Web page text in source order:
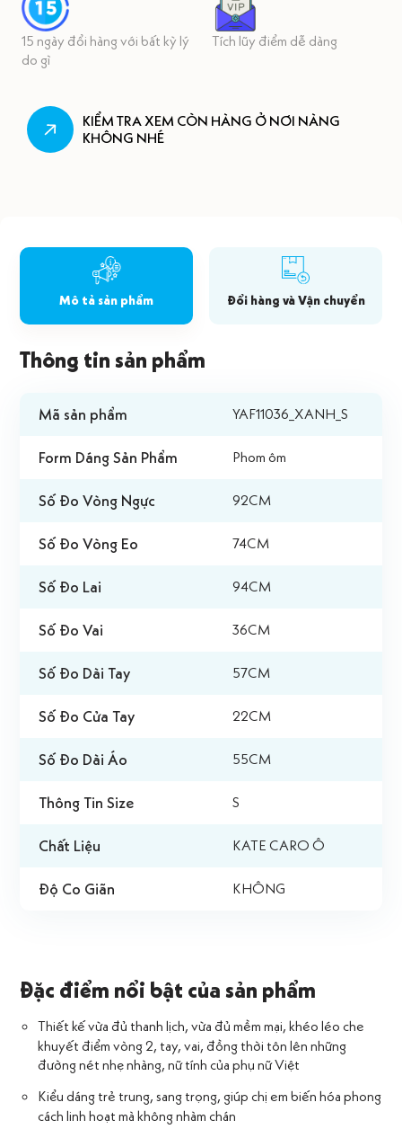
15 ngày đổi hàng với bất kỳ lý
do gì
Tích lũy điểm dễ dàng
KIỂM TRA XEM CÒN HÀNG Ở NƠI NÀNG
KHÔNG NHÉ
Mô tả sản phẩm Đổi hàng và Vận chuyển
Thông tin sản phẩm
Mã sản phẩm YAF11036_XANH_S
Form Dáng Sản Phẩm Phom ôm
Số Đo Vòng Ngực 92CM
Số Đo Vòng Eo 74CM
Số Đo Lai 94CM
Số Đo Vai 36CM
Số Đo Dài Tay 57CM
Số Đo Cửa Tay 22CM
Số Đo Dài Áo 55CM
Thông Tin Size S
Chất Liệu KATE CARO Ô
Độ Co Giãn KHÔNG
Đặc điểm nổi bật của sản phẩm
Thiết kế vừa đủ thanh lịch, vừa đủ mềm mại, khéo léo che
khuyết điểm vòng 2, tay, vai, đồng thời tôn lên những
đường nét nhẹ nhàng, nữ tính của phụ nữ Việt
Kiểu dáng trẻ trung, sang trọng, giúp chị em biến hóa phong
cách linh hoạt mà không nhàm chán